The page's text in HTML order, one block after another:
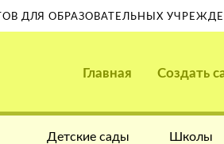
ДЛЯ ОБРАЗОВАТЕЛЬНЫХ
Главная Создать
Детские сады Школы